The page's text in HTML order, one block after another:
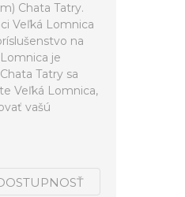
Chata Tatry.
Veľká Lomnica
na
je
Tatry sa
Veľká Lomnica,
vašú